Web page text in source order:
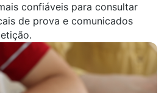
confiáveis para consultar
de prova e comunicados